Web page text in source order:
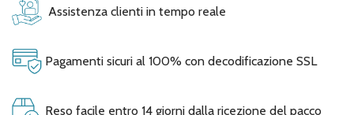
Assistenza clienti in tempo reale
Pagamenti sicuri al 100% con decodificazione SSL
Reso facile entro 14 giorni dalla ricezione del pacco